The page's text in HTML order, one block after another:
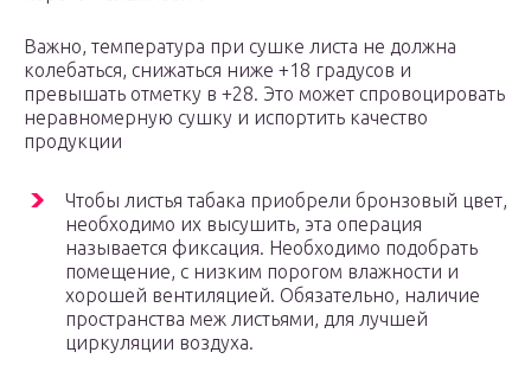
Важно, температура при сушке листа не должна
колебаться, снижаться ниже +18 градусов и
превышать отметку в +28. Это может спровоцировать
неравномерную сушку и испортить качество
продукции
Чтобы листья табака приобрели бронзовый цвет,
необходимо их высушить, эта операция
называется фиксация. Необходимо подобрать
помещение, с низким порогом влажности и
хорошей вентиляцией. Обязательно, наличие
пространства меж листьями, для лучшей
циркуляции воздуха.